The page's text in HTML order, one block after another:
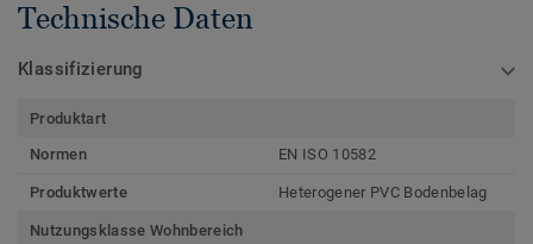
Technische Daten
Klassifizierung
Produktart
Normen
EN ISO 10582
Produktwerte Heterogener PVC Bodenbelag
Nutzungsklasse Wohnbereich